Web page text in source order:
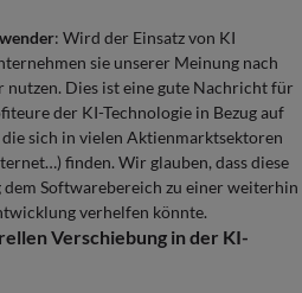
: Wird der Einsatz von KI
sie unserer Meinung nach
nutzen. Dies ist eine gute Nachricht für
der KI-Technologie in Bezug auf
sich in vielen Aktienmarktsektoren
finden. Wir glauben, dass diese
Softwarebereich zu einer weiterhin
verhelfen könnte.
Verschiebung in der KI-